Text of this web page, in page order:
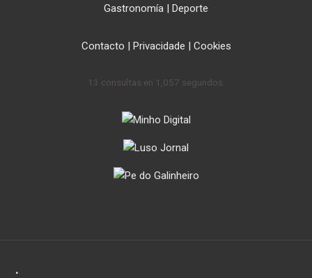
Gastronomía | Deporte
Contacto | Privacidade | Cookies
13 consultas en 1,057 segundos.
.